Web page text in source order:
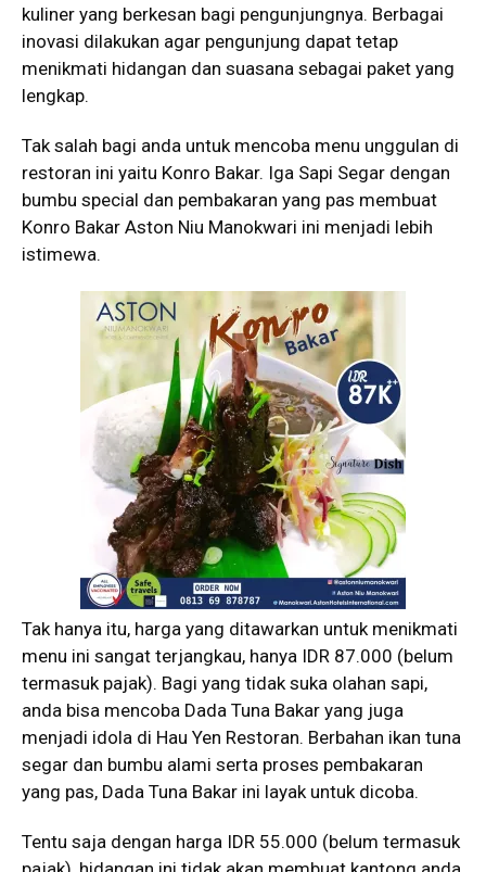
kuliner yang berkesan bagi pengunjungnya. Berbagai
inovasi dilakukan agar pengunjung dapat tetap
menikmati hidangan dan suasana sebagai paket yang
lengkap.
Tak salah bagi anda untuk mencoba menu unggulan di
restoran ini yaitu Konro Bakar. Iga Sapi Segar dengan
bumbu special dan pembakaran yang pas membuat
Konro Bakar Aston Niu Manokwari ini menjadi lebih
istimewa.
Tak hanya itu, harga yang ditawarkan untuk menikmati
menu ini sangat terjangkau, hanya IDR 87.000 (belum
termasuk pajak). Bagi yang tidak suka olahan sapi,
anda bisa mencoba Dada Tuna Bakar yang juga
menjadi idola di Hau Yen Restoran. Berbahan ikan tuna
segar dan bumbu alami serta proses pembakaran
yang pas, Dada Tuna Bakar ini layak untuk dicoba.
Tentu saja dengan harga IDR 55.000 (belum termasuk